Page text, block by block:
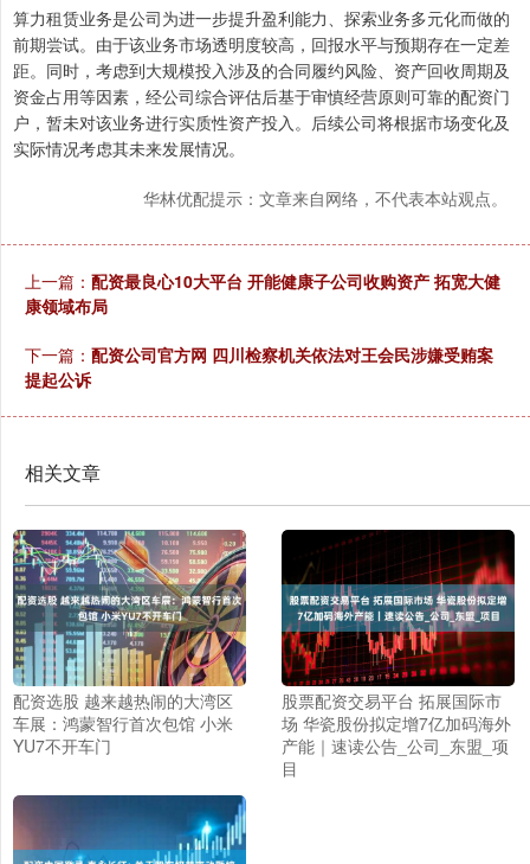
算力租赁业务是公司为进一步提升盈利能力、探索业务多元化而做的
前期尝试。由于该业务市场透明度较高，回报水平与预期存在一定差
距。同时，考虑到大规模投入涉及的合同履约风险、资产回收周期及
资金占用等因素，经公司综合评估后基于审慎经营原则可靠的配资门
户，暂未对该业务进行实质性资产投入。后续公司将根据市场变化及
实际情况考虑其未来发展情况。
华林优配提示：文章来自网络，不代表本站观点。
上一篇： 配资最良心10大平台 开能健康子公司收购资产 拓宽大健
康领域布局
下一篇： 配资公司官方网 四川检察机关依法对王会民涉嫌受贿案
提起公诉
相关文章
配资选股 越来越热闹的大湾区
车展：鸿蒙智行首次包馆 小米
YU7不开车门
股票配资交易平台 拓展国际市
场 华瓷股份拟定增7亿加码海外
产能｜速读公告_公司_东盟_项
目